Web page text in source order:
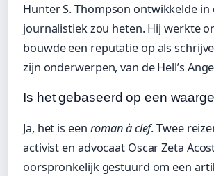
Hunter S. Thompson ontwikkelde
journalistiek zou heten. Hij werkte
bouwde een reputatie op als
zijn onderwerpen, van de Hell’s
Is het gebaseerd op een
Ja, het is een roman à clef. Twee
activist en advocaat Oscar Zeta
oorspronkelijk gestuurd om een